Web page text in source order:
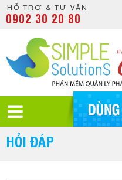
HỖ TRỢ & TƯ VẤN
0902 30 20 80
HỎI ĐÁP